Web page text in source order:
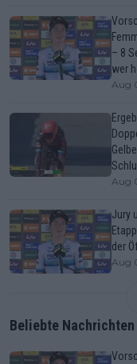
– 8
wer
Aug
Aug
Jury
der
Aug
Beliebte Nachrichten